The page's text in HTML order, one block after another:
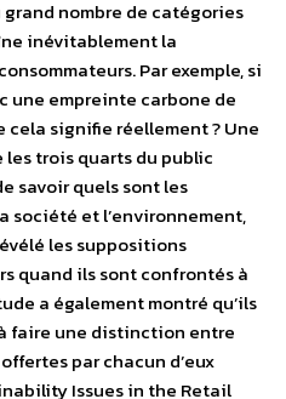
nombre de catégories
inévitablement la
Par exemple, si
une empreinte carbone de
cela signifie réellement ? Une
trois quarts du public
savoir quels sont les
société et l’environnement,
les suppositions
quand ils sont confrontés à
a également montré qu’ils
faire une distinction entre
par chacun d’eux
Issues in the Retail